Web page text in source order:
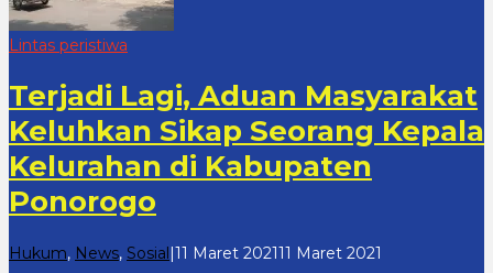
Lintas peristiwa
Terjadi Lagi, Aduan Masyarakat
Keluhkan Sikap Seorang Kepala
Kelurahan di Kabupaten
Ponorogo
Hukum, News, Sosial|11 Maret 202111 Maret 2021